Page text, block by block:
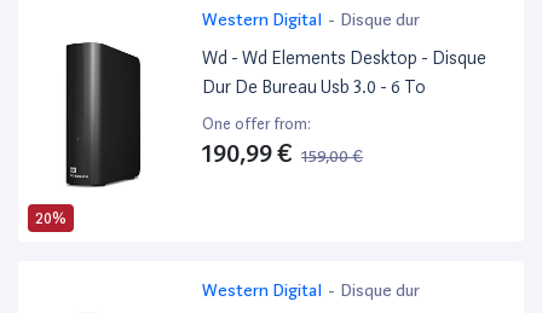
20%
Western Digital - Disque dur
Wd - Wd Elements Desktop - Disque
Dur De Bureau Usb 3.0 - 6 To
One offer from:
190,99 € 159,00 €
Western Digital - Disque dur